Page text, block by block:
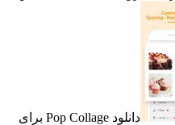
دانلود Pop Collage برای